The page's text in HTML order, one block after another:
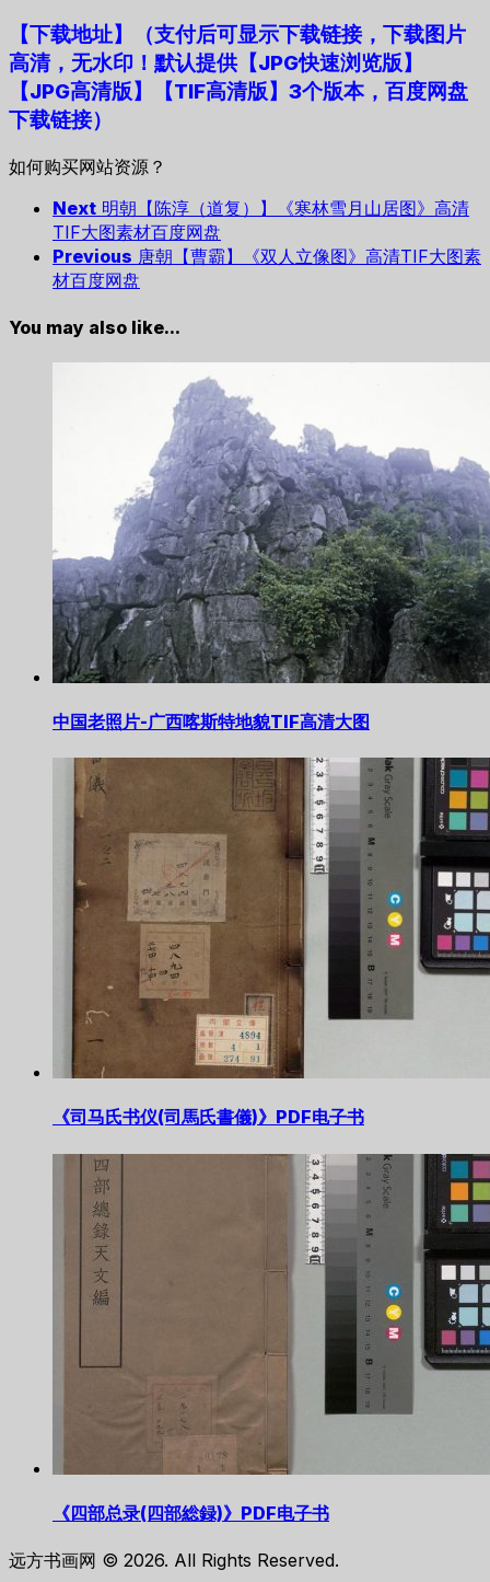
【下载地址】
（支付后可显示下载链接，下载图片
高清，无水印！默认提供【JPG快速浏览版】
【JPG高清版】【TIF高清版】3个版本，百度网盘
下载链接）
如何购买网站资源？
Next 明朝【陈淳（道复）】《寒林雪月山居图》高清
TIF大图素材百度网盘
Previous 唐朝【曹霸】《双人立像图》高清TIF大图素
材百度网盘
You may also like...
中国老照片-广西喀斯特地貌TIF高清大图
《司马氏书仪(司馬氏書儀)》PDF电子书
《四部总录(四部総録)》PDF电子书
远方书画网 © 2026. All Rights Reserved.